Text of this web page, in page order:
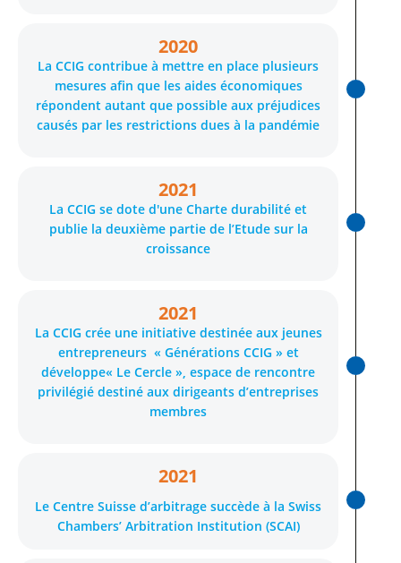
2020
La CCIG contribue à mettre en place plusieurs
mesures afin que les aides économiques
répondent autant que possible aux préjudices
causés par les restrictions dues à la pandémie
2021
La CCIG se dote d'une Charte durabilité et
publie la deuxième partie de l’Etude sur la
croissance
2021
La CCIG crée une initiative destinée aux jeunes
entrepreneurs « Générations CCIG » et
développe« Le Cercle », espace de rencontre
privilégié destiné aux dirigeants d’entreprises
membres
2021
Le Centre Suisse d’arbitrage succède à la Swiss
Chambers’ Arbitration Institution (SCAI)